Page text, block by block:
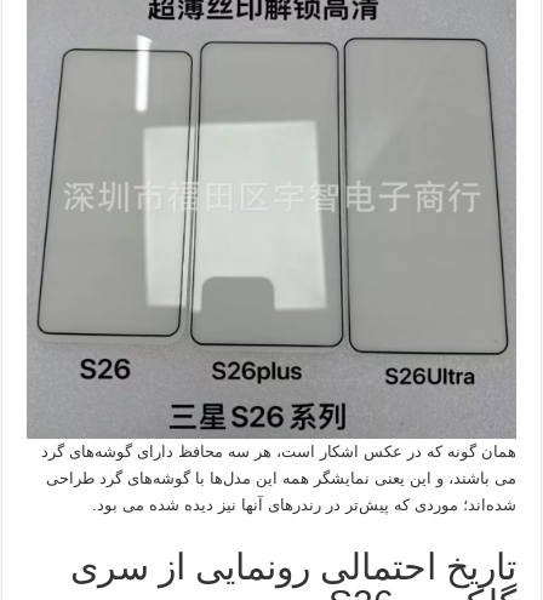
همان گونه که در عکس اشکار است، هر سه محافظ دارای گوشه‌های گرد
می باشند، و این یعنی نمایشگر همه این مدل‌ها با گوشه‌های گرد طراحی
شده‌اند؛ موردی که پیش‌تر در رندرهای آنها نیز دیده شده می بود.
تاریخ احتمالی رونمایی از سری